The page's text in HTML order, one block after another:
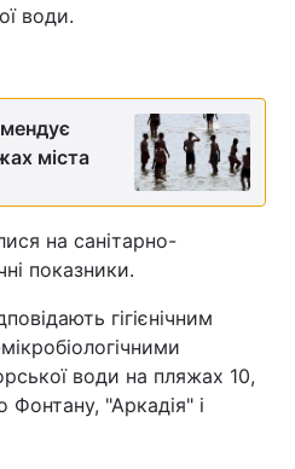
води.
міста
на санітарно-
показники.
гігієнічним
води на пляжах 10,
Фонтану, "Аркадія" і